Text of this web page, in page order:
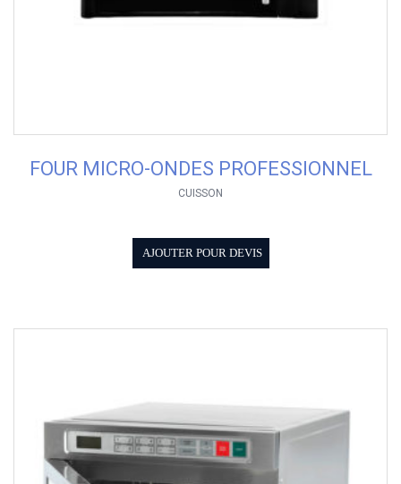
FOUR MICRO-ONDES PROFESSIONNEL
CUISSON
AJOUTER POUR DEVIS